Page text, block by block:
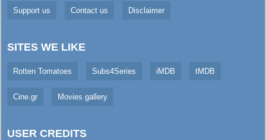
Support us Contact us Disclaimer
SITES WE LIKE
Rotten Tomatoes Subs4Series iMDB tMDB
Cine.gr Movies gallery
USER CREDITS